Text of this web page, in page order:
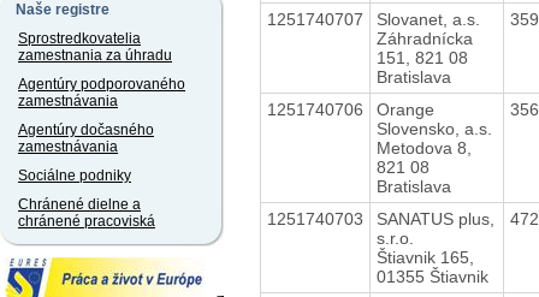
Naše registre
Sprostredkovatelia
zamestnania za úhradu
Agentúry podporovaného
zamestnávania
Agentúry dočasného
zamestnávania
Sociálne podniky
Chránené dielne a
chránené pracoviská
1251740707
Slovanet, a.s.
Záhradnícka
151, 821 08
Bratislava
1251740706
Orange
Slovensko, a.s.
Metodova 8,
821 08
Bratislava
1251740703
SANATUS plus,
s.r.o.
Štiavnik 165,
01355 Štiavnik